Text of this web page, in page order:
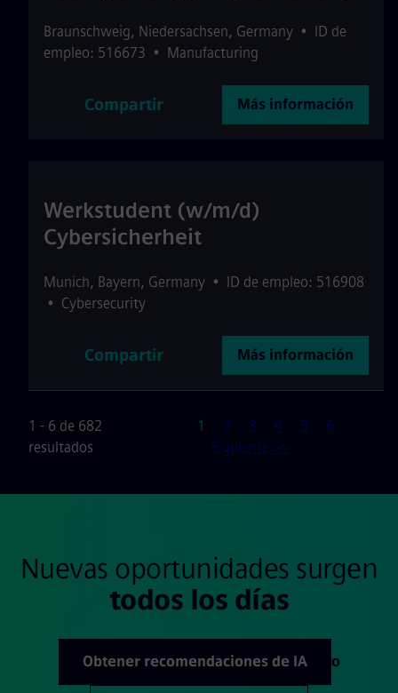
Braunschweig, Niedersachsen, Germany • ID de
empleo: 516673 • Manufacturing
Compartir Más información
Werkstudent (w/m/d)
Cybersicherheit
Munich, Bayern, Germany • ID de empleo: 516908
• Cybersecurity
Compartir Más información
1 - 6 de 682
resultados
Página
1 2 3 4 5
6
Siguiente >>
Nuevas oportunidades surgen
todos los días
Obtener recomendaciones de IA o